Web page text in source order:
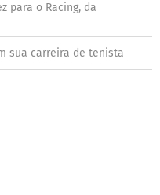
para o Racing, da
sua carreira de tenista